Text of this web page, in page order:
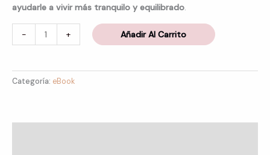
ayudarle a vivir más tranquilo y equilibrado.
- + Añadir Al Carrito
Categoría: eBook